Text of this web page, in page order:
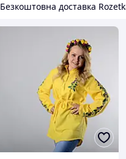
Безкоштовна доставка